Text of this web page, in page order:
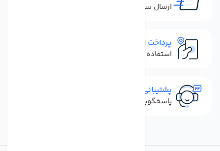
ارسال سفارش در کمترین زمان ممکن
پرداخت امن
استفاده از روش‌های پرداخت امن
پشتیبانی سریع
پاسخگویی سریع به تماس‌ها و پیام‌ها